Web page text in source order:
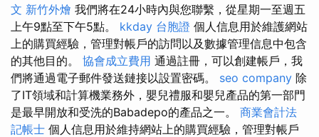
文 新竹外燴 我們將在24小時內與您聯繫，從星期一至週五
上午9點至下午5點。 kkday 台胞證 個人信息用於維護網站
上的購買經驗，管理對帳戶的訪問以及數據管理信息中包含
的其他目的。 協會成立費用 通過註冊，可以創建帳戶，我
們將通過電子郵件發送鏈接以設置密碼。 seo company 除
了IT領域和計算機業務外，嬰兒禮服和嬰兒產品的第一部門
是最早開放和受洗的Babadepo的產品之一。 商業會計法
記帳士 個人信息用於維持網站上的購買經驗，管理對帳戶